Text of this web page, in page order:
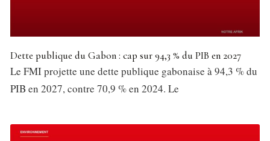
Dette publique du Gabon : cap sur 94,3 % du PIB en 2027
Le FMI projette une dette publique gabonaise à 94,3 % du
PIB en 2027, contre 70,9 % en 2024. Le